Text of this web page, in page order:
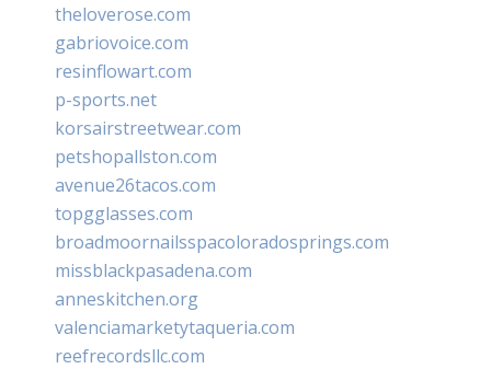
theloverose.com
gabriovoice.com
resinflowart.com
p-sports.net
korsairstreetwear.com
petshopallston.com
avenue26tacos.com
topgglasses.com
broadmoornailsspacoloradosprings.com
missblackpasadena.com
anneskitchen.org
valenciamarketytaqueria.com
reefrecordsllc.com